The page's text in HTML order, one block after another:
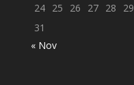
24 25 26 27 28 29
31
« Nov